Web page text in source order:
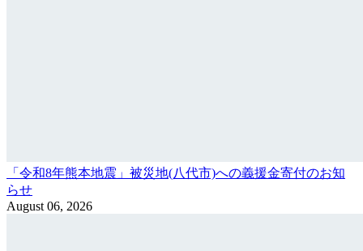
「令和8年熊本地震」被災地(八代市)への義援金寄付のお知
らせ
August 06, 2026